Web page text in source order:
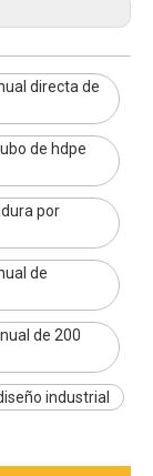
directa de
de hdpe
por
de
de 200
industrial